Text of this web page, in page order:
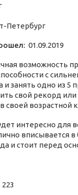
Петербург
01.09.2019
возможность
с
и занять одно из 5
свой рекорд или
своей возрастной
интересно для
вписывается в
и стоит перед
223